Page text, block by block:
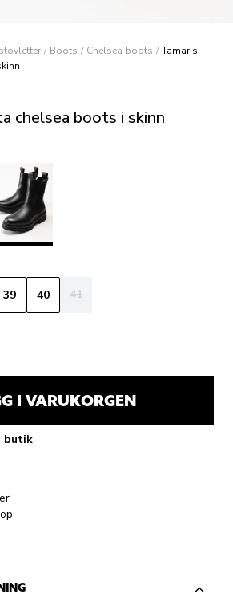
/ Boots / Chelsea boots / Tamaris -
chelsea boots i skinn
39 40 41
I VARUKORGEN
butik